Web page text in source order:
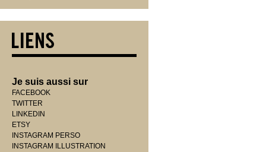
Je suis aussi sur
FACEBOOK
TWITTER
LINKEDIN
ETSY
INSTAGRAM PERSO
INSTAGRAM ILLUSTRATION